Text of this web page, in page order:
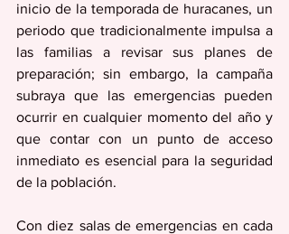
inicio de la temporada de huracanes, un
periodo que tradicionalmente impulsa a
las familias a revisar sus planes de
preparación; sin embargo, la campaña
subraya que las emergencias pueden
ocurrir en cualquier momento del año y
que contar con un punto de acceso
inmediato es esencial para la seguridad
de la población.
Con diez salas de emergencias en cada